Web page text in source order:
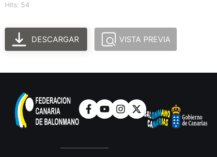
Hits: 54
DESCARGAR VISTA PREVIA